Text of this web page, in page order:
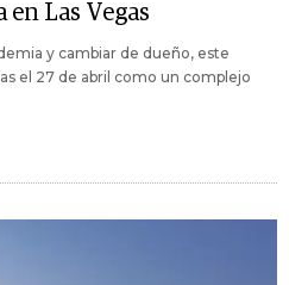
en Las Vegas
y cambiar de dueño, este
el 27 de abril como un complejo